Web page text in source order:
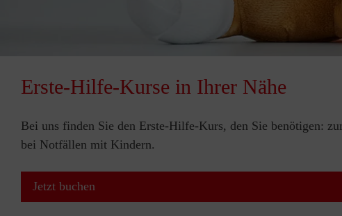
Erste-Hilfe-Kurse in Ihrer Nähe
Bei uns finden Sie den Erste-Hilfe-Kurs, den Sie benötigen:
bei Notfällen mit Kindern.
Jetzt buchen